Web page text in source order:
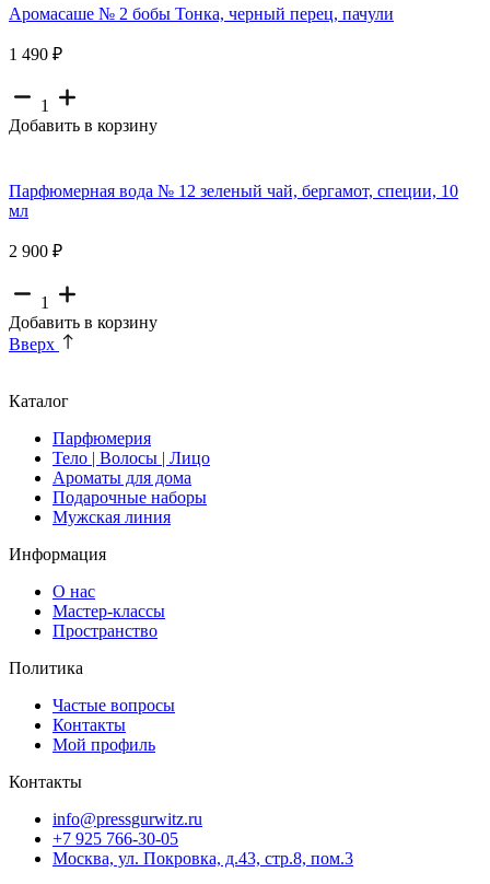
Аромасаше № 2 бобы Тонка, черный перец, пачули
1 490 ₽
1
Добавить в корзину
Парфюмерная вода № 12 зеленый чай, бергамот, специи, 10
мл
2 900 ₽
1
Добавить в корзину
Вверх
Каталог
Парфюмерия
Тело | Волосы | Лицо
Ароматы для дома
Подарочные наборы
Мужская линия
Информация
О нас
Мастер-классы
Пространство
Политика
Частые вопросы
Контакты
Мой профиль
Контакты
info@pressgurwitz.ru
+7 925 766-30-05
Москва, ул. Покровка, д.43, стр.8, пом.3